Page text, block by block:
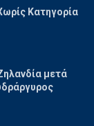
Κατηγορία
μετά